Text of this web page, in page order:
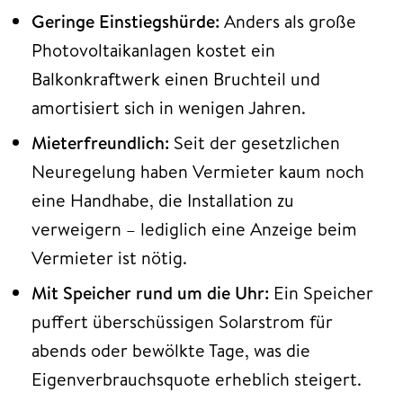
Geringe Einstiegshürde: Anders als große
Photovoltaikanlagen kostet ein
Balkonkraftwerk einen Bruchteil und
amortisiert sich in wenigen Jahren.
Mieterfreundlich: Seit der gesetzlichen
Neuregelung haben Vermieter kaum noch
eine Handhabe, die Installation zu
verweigern – lediglich eine Anzeige beim
Vermieter ist nötig.
Mit Speicher rund um die Uhr: Ein Speicher
puffert überschüssigen Solarstrom für
abends oder bewölkte Tage, was die
Eigenverbrauchsquote erheblich steigert.